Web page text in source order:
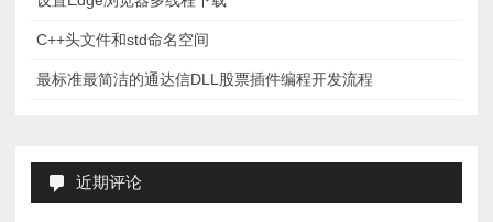
C++头文件和std命名空间
最标准最简洁的通达信DLL股票插件编程开发流程
近期评论